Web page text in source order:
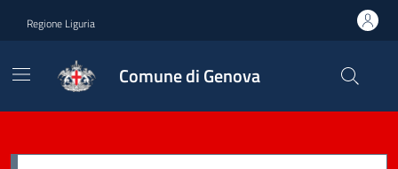
Regione Liguria
Comune di Genova